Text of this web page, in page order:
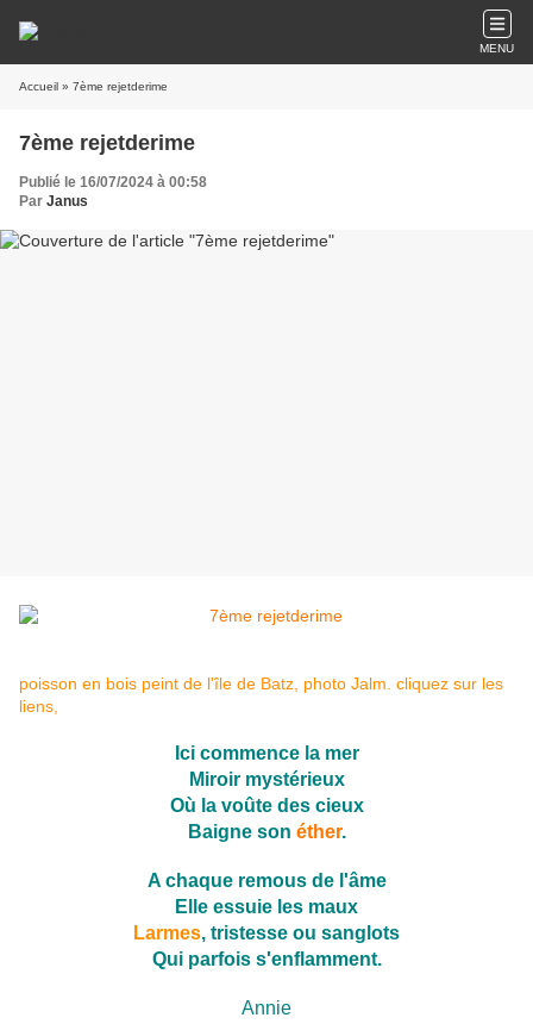
MENU
Accueil » 7ème rejetderime
7ème rejetderime
Publié le 16/07/2024 à 00:58
Par Janus
poisson en bois peint de l'île de Batz, photo Jalm. cliquez sur les
liens,
Ici commence la mer
Miroir mystérieux
Où la voûte des cieux
Baigne son éther.
A chaque remous de l'âme
Elle essuie les maux
Larmes, tristesse ou sanglots
Qui parfois s'enflamment.
Annie